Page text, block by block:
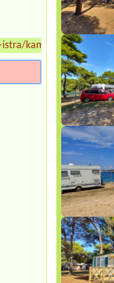
kamp-arena-stupice